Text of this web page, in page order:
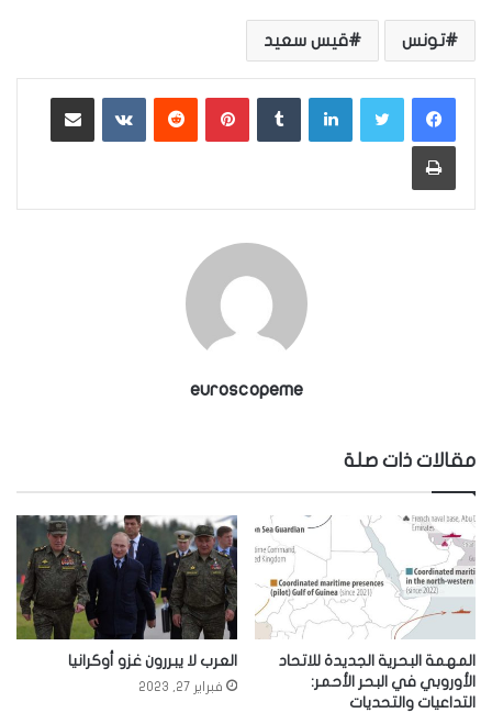
تونس قيس سعيد
لينكدإن بينتيريست مشاركة عبر البريد
طباعة
euroscopeme
مقالات ذات صلة
المهمة البحرية الجديدة للاتحاد
الأوروبي في البحر الأحمر:
التداعيات والتحديات
العرب لا يبررون غزو أوكرانيا
فبراير 27, 2023